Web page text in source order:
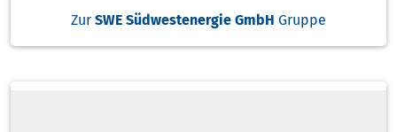
Zur SWE Südwestenergie GmbH Gruppe